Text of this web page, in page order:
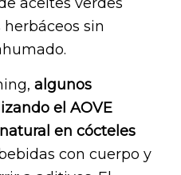
sin
algunos
el AOVE
en cócteles
con cuerpo y